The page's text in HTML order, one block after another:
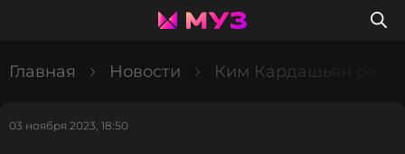
Главная Новости Ким Кардашьян
03 ноября 2023, 18:50